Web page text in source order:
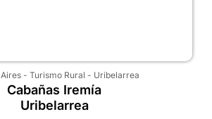
- Turismo Rural - Uribelarrea
Cabañas Iremía
Uribelarrea